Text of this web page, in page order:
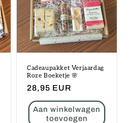
Cadeaupakket Verjaardag
Roze Boeketje 🌸
Normale
prijs
28,95 EUR
Aan winkelwagen
toevoegen